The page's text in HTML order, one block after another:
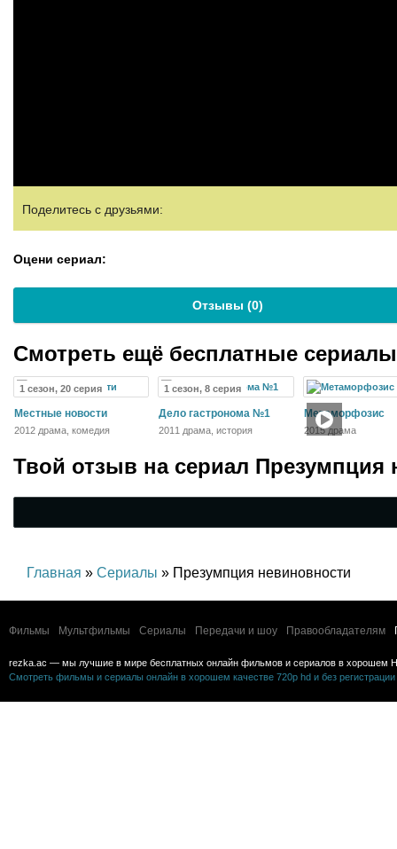
Поделитесь с друзьями:
Оцени сериал:
Отзывы (0)
Смотреть ещё бесплатные
1 сезон, 20 серия
Местные новости
2012 драма, комедия
1 сезон, 8 серия
Дело гастронома №1
2011 драма, история
Метаморфозис
2015 драма
Твой отзыв на сериал Презумпция
Главная » Сериалы » Презумпция невиновности
Фильмы Мультфильмы Сериалы Передачи и шоу Правообладателям
rezka.ac — мы лучшие в мире бесплатных онлайн фильмов и сериалов в хорошем
Смотреть фильмы и сериалы онлайн в хорошем качестве 720p hd и без